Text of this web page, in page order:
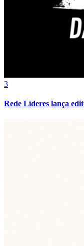
3
Rede Líderes lança